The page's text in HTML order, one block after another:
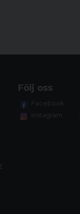
r
Följ oss
Facebook
Instagram